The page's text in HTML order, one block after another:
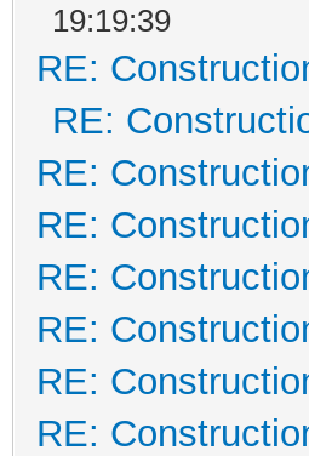
19:19:39
RE:
RE:
RE:
RE:
RE:
RE:
RE:
RE: